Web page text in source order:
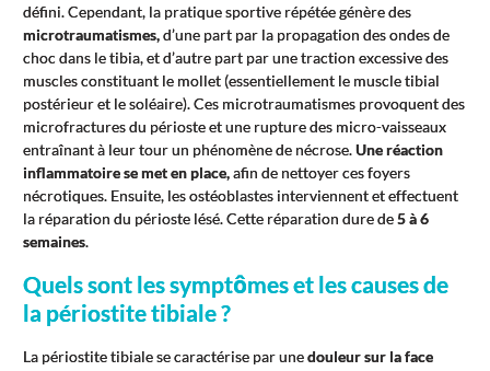
défini. Cependant, la pratique sportive répétée génère des
microtraumatismes,d’une part par la propagation des ondes de
choc dans le tibia, et d’autre part par une traction excessive des
muscles constituant le mollet (essentiellement le muscle tibial
postérieur et le soléaire). Ces microtraumatismes provoquent des
microfractures du périoste et une rupture des micro-vaisseaux
entraînant à leur tour un phénomène de nécrose.Une réaction
inflammatoire se met en place,afin de nettoyer ces foyers
nécrotiques. Ensuite, les ostéoblastes interviennent et effectuent
la réparation du périoste lésé. Cette réparation dure de5 à 6
semaines.
Quels sont les symptômes et les causes de
la périostite tibiale ?
La périostite tibiale se caractérise par unedouleur sur la face